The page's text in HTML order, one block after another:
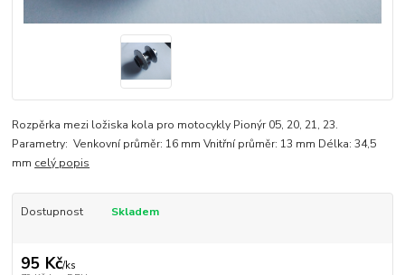
Rozpěrka mezi ložiska kola pro motocykly Pionýr 05, 20, 21, 23.
Parametry: Venkovní průměr: 16 mm Vnitřní průměr: 13 mm Délka: 34,5
mm celý popis
Dostupnost Skladem
95 Kč/ks